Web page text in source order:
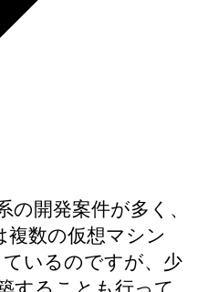
開発案件が多く、
複数の仮想マシン
ているのですが、少